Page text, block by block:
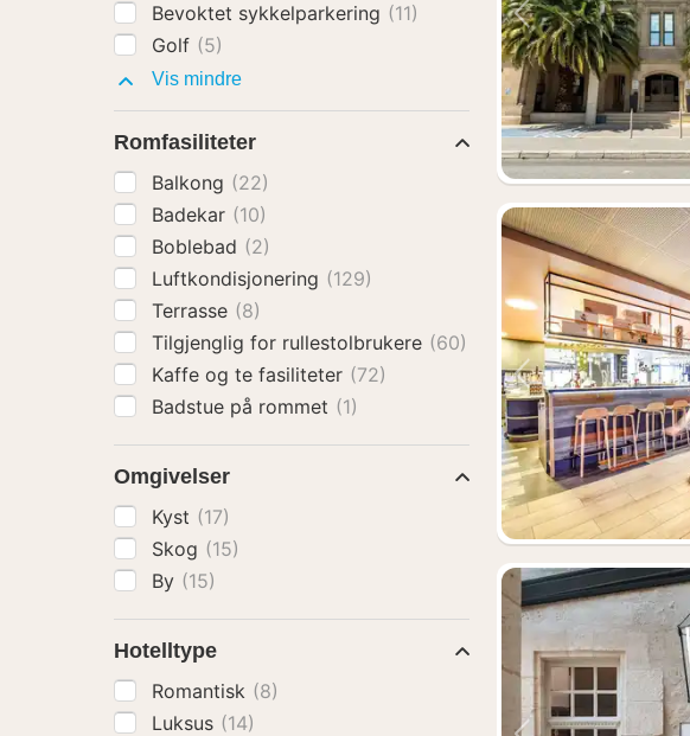
Forrige bilde
Forrige bilde
Bevoktet sykkelparkering (11)
Golf (5)
Vis mindreFasiliteter
Romfasiliteter
Balkong (22)
Badekar (10)
Boblebad (2)
Luftkondisjonering (129)
Terrasse (8)
Tilgjenglig for rullestolbrukere (60)
Kaffe og te fasiliteter (72)
Badstue på rommet (1)
Omgivelser
Kyst (17)
Skog (15)
By (15)
Hotelltype
Romantisk (8)
Luksus (14)